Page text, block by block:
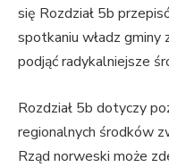
się Rozdział 5b
spotkaniu władz gminy
podjąć radykalniejsze
Rozdział 5b dotyczy
regionalnych środków
Rząd norweski może